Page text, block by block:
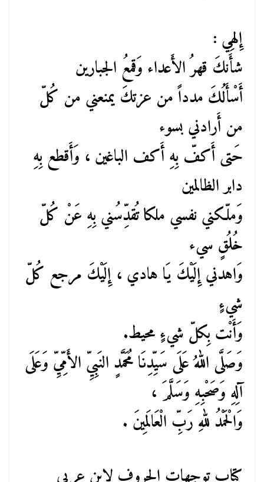
إِلهِي :
شأَنكَ قهرُ الأَعداء وَقمعُ الجبارين
أَسْأَلُكَ مدداً من عزتكَ يمنعني من كُلّ
من أَرادني بسوء
حَتى أَكفّ بِهِ أَكف الباغين ، وَأَقطع بِهِ
دابر الظالمين
وَملّكني نفسي ملكا تُقدِّسُني بِهِ عَنْ كُلّ
خُلُقٍ سيء
وَاهدني إِلَيْكَ يَا هادي ، إِلَيْكَ مرجع كُلّ
شيءٍ
وَأَنْت بِكلّ شيءٍ محيط.
وَصَلَّى اللهُ عَلَى سَيِّدِنَا مُحَمَّدٍ النَبِيِّ الأَمِّيِّ وَعَلَى
آلِهِ وَصَحْبِهِ وَسَلَّمَ ،
وَالْحَمْدُ للهِ رَبِّ الْعَالَمِينَ .